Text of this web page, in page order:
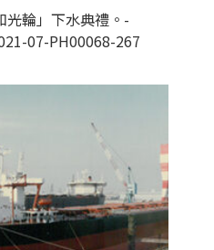
光輪」下水典禮。-
07-PH00068-267